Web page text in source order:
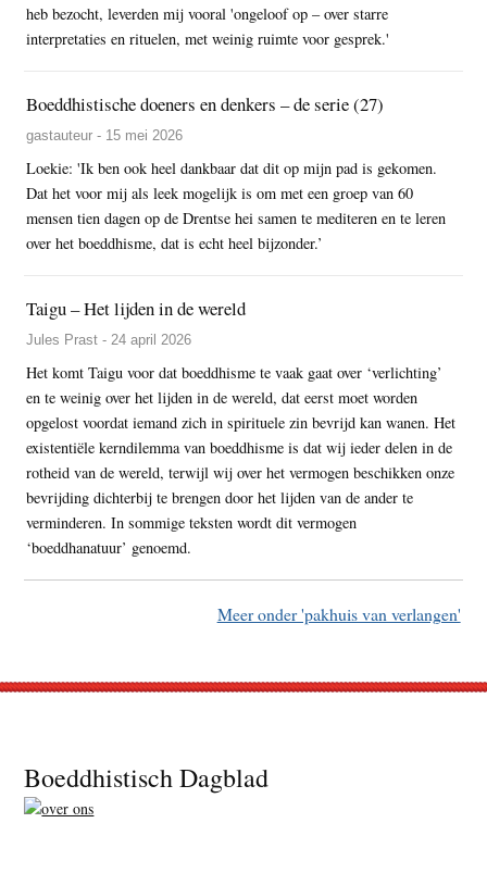
heb bezocht, leverden mij vooral 'ongeloof op – over starre
interpretaties en rituelen, met weinig ruimte voor gesprek.'
Boeddhistische doeners en denkers – de serie (27)
gastauteur - 15 mei 2026
Loekie: 'Ik ben ook heel dankbaar dat dit op mijn pad is gekomen.
Dat het voor mij als leek mogelijk is om met een groep van 60
mensen tien dagen op de Drentse hei samen te mediteren en te leren
over het boeddhisme, dat is echt heel bijzonder.’
Taigu – Het lijden in de wereld
Jules Prast - 24 april 2026
Het komt Taigu voor dat boeddhisme te vaak gaat over ‘verlichting’
en te weinig over het lijden in de wereld, dat eerst moet worden
opgelost voordat iemand zich in spirituele zin bevrijd kan wanen. Het
existentiële kerndilemma van boeddhisme is dat wij ieder delen in de
rotheid van de wereld, terwijl wij over het vermogen beschikken onze
bevrijding dichterbij te brengen door het lijden van de ander te
verminderen. In sommige teksten wordt dit vermogen
‘boeddhanatuur’ genoemd.
Meer onder 'pakhuis van verlangen'
Footer
Boeddhistisch Dagblad